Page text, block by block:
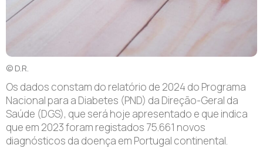
© D.R.
Os dados constam do relatório de 2024 do Programa
Nacional para a Diabetes (PND) da Direção-Geral da
Saúde (DGS), que será hoje apresentado e que indica
que em 2023 foram registados 75.661 novos
diagnósticos da doença em Portugal continental.